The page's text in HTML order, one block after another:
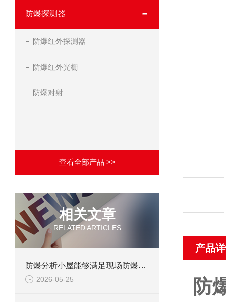
防爆探测器
防爆红外探测器
防爆红外光栅
防爆对射
查看全部产品 >>
相关文章
RELATED ARTICLES
防爆分析小屋能够满足现场防爆要求吗？
2026-05-25
产品
防